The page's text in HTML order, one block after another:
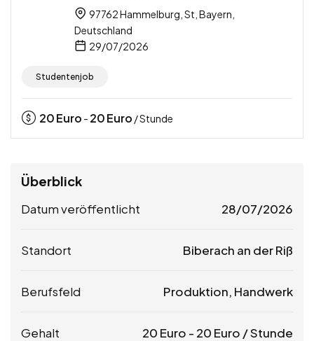
97762 Hammelburg, St, Bayern,
Deutschland
29/07/2026
Studentenjob
20Euro - 20Euro / Stunde
Überblick
Datum veröffentlicht 28/07/2026
Standort Biberach an der Riß
Berufsfeld Produktion, Handwerk
Gehalt 20 Euro - 20 Euro / Stunde